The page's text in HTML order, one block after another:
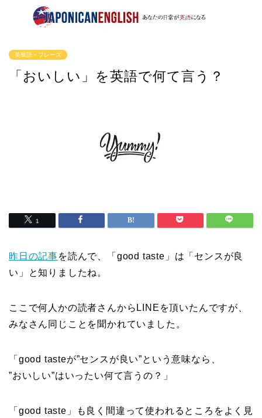
英単語・フレーズ
「おいしい」を英語で何て言う？
1
昨日の記事を読んで、「good taste」は「センスが良
い」と知りましたね。
ここで何人かの読者さんからLINEを頂いたんですが、
みなさん同じことを聞かれていました。
「good tasteが”センスが良い”という意味なら、
”おいしい”はいったい何て言うの？」
「good taste」も良く間違って使われるところをよく見